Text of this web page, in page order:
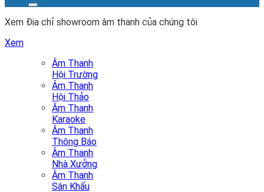
Xem Địa chỉ showroom âm thanh của chúng tôi
Xem
Âm Thanh
Hội Trường
Âm Thanh
Hội Thảo
Âm Thanh
Karaoke
Âm Thanh
Thông Báo
Âm Thanh
Nhà Xưởng
Âm Thanh
Sân Khấu